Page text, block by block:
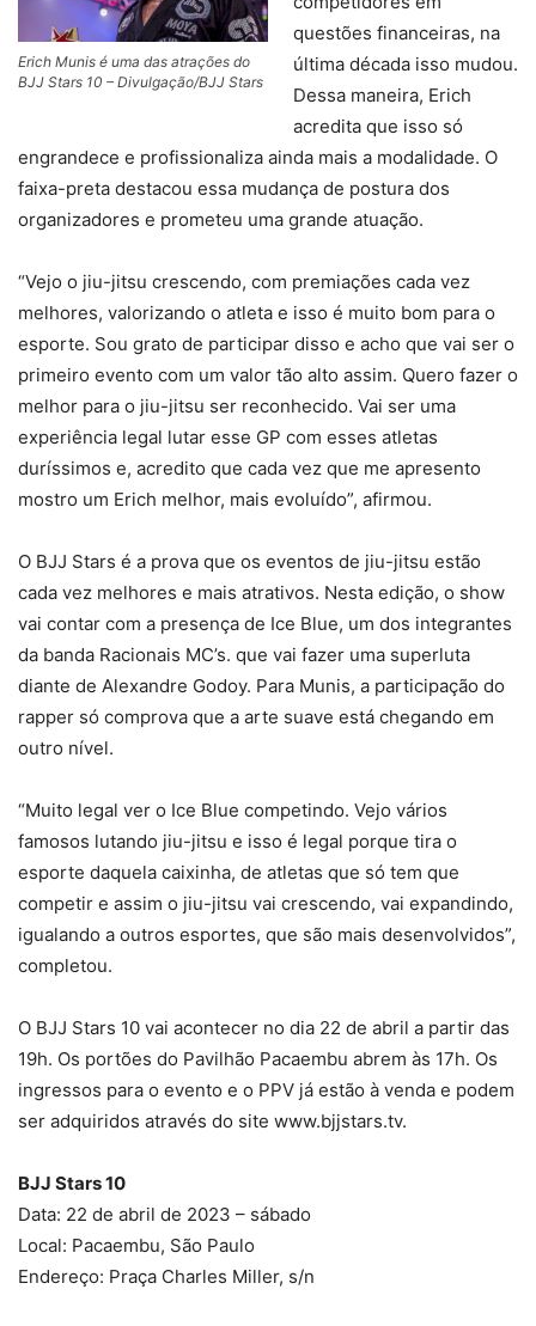
Erich Munis é uma das atrações do
BJJ Stars 10 – Divulgação/BJJ Stars
questões financeiras, na
última década isso mudou.
Dessa maneira, Erich
acredita que isso só
engrandece e profissionaliza ainda mais a modalidade. O
faixa-preta destacou essa mudança de postura dos
organizadores e prometeu uma grande atuação.
“Vejo o jiu-jitsu crescendo, com premiações cada vez
melhores, valorizando o atleta e isso é muito bom para o
esporte. Sou grato de participar disso e acho que vai ser o
primeiro evento com um valor tão alto assim. Quero fazer o
melhor para o jiu-jitsu ser reconhecido. Vai ser uma
experiência legal lutar esse GP com esses atletas
duríssimos e, acredito que cada vez que me apresento
mostro um Erich melhor, mais evoluído”, afirmou.
O BJJ Stars é a prova que os eventos de jiu-jitsu estão
cada vez melhores e mais atrativos. Nesta edição, o show
vai contar com a presença de Ice Blue, um dos integrantes
da banda Racionais MC’s. que vai fazer uma superluta
diante de Alexandre Godoy. Para Munis, a participação do
rapper só comprova que a arte suave está chegando em
outro nível.
“Muito legal ver o Ice Blue competindo. Vejo vários
famosos lutando jiu-jitsu e isso é legal porque tira o
esporte daquela caixinha, de atletas que só tem que
competir e assim o jiu-jitsu vai crescendo, vai expandindo,
igualando a outros esportes, que são mais desenvolvidos”,
completou.
O BJJ Stars 10 vai acontecer no dia 22 de abril a partir das
19h. Os portões do Pavilhão Pacaembu abrem às 17h. Os
ingressos para o evento e o PPV já estão à venda e podem
ser adquiridos através do site www.bjjstars.tv.
BJJ Stars 10
Data: 22 de abril de 2023 – sábado
Local: Pacaembu, São Paulo
Endereço: Praça Charles Miller, s/n